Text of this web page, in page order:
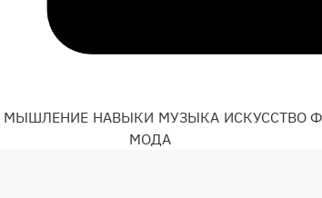
МЫШЛЕНИЕ НАВЫКИ МУЗЫКА ИСКУССТВО
МОДА